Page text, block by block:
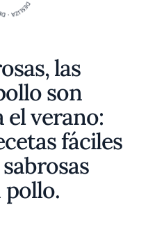
las
son
el verano:
fáciles
pollo.